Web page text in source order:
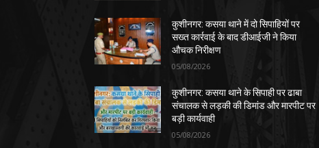
कुशीनगर: कसया थाने में दो सिपाहियों पर
सख्त कार्रवाई के बाद डीआईजी ने किया
औचक निरीक्षण
05/08/2026
कुशीनगर: कसया थाने के सिपाही पर ढाबा
संचालक से लड़की की डिमांड और मारपीट पर
बड़ी कार्यवाही
05/08/2026